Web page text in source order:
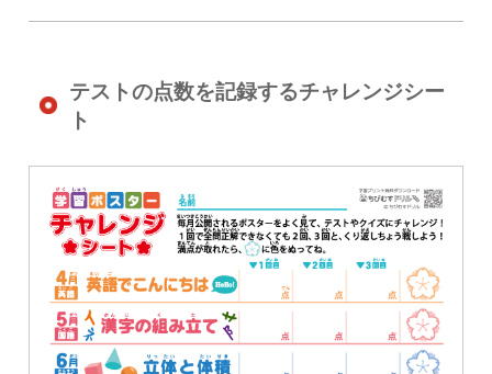
テストの点数を記録するチャレンジシー
ト